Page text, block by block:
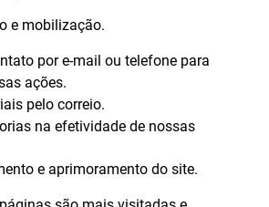
e mobilização.
por e-mail ou telefone para
ações.
pelo correio.
na efetividade de nossas
e aprimoramento do site.